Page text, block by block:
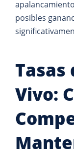
posibles
Tasas
Vivo: